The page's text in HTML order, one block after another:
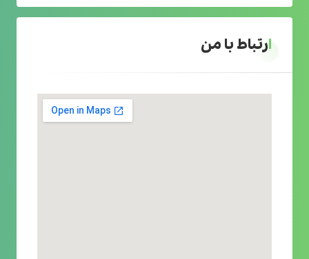
ارتباط با من